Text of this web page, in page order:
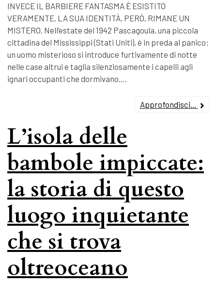
INVECE IL BARBIERE FANTASMA È ESISTITO
VERAMENTE. LA SUA IDENTITÀ, PERÒ, RIMANE UN
MISTERO. Nell’estate del 1942 Pascagoula, una piccola
cittadina del Mississippi (Stati Uniti), è in preda al panico:
un uomo misterioso si introduce furtivamente di notte
nelle case altrui e taglia silenziosamente i capelli agli
ignari occupanti che dormivano….
Approfondisci...
L’isola delle
bambole impiccate:
la storia di questo
luogo inquietante
che si trova
oltreoceano